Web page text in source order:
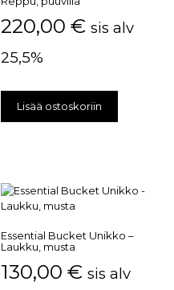
220,00 € sis alv
25,5%
Lisää ostoskoriin
Essential Bucket Unikko –
Laukku, musta
130,00 € sis alv